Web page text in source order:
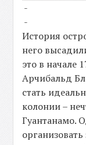
-
-
История
него
это в начале
Арчибальд
стать
колонии –
Гуантанамо.